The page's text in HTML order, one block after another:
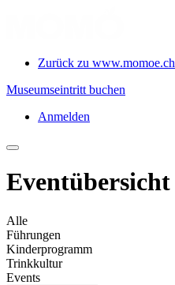
Zurück zu www.momoe.ch
Museumseintritt buchen
Anmelden
Eventübersicht
Alle
Führungen
Kinderprogramm
Trinkkultur
Events